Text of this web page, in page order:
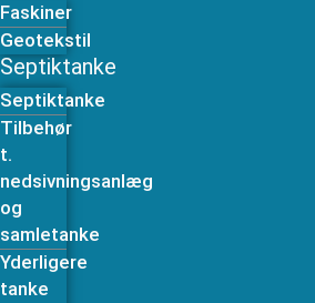
Faskiner
Geotekstil
Septiktanke
Septiktanke
Tilbehør
t.
nedsivningsanlæg
og
samletanke
Yderligere
tanke